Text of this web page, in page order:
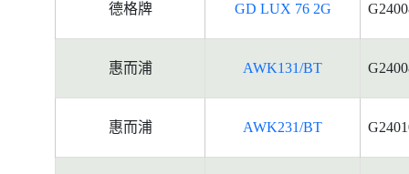
德格牌 GD LUX 76 2G
惠而浦 AWK131/BT
惠而浦 AWK231/BT